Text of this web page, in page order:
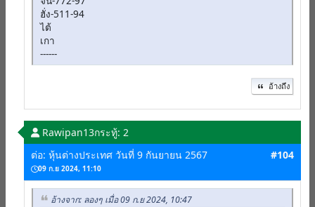
ฮั่ง-511-94
ไต้
เกา
------
อ้างถึง
Rawipan13กระทู้: 2
ต่อ: หุ้นต่างประเทศ วันที่ 9 กันยายน 2567
09 ก.ย 2024, 11:10
#104
อ้างจาก: ลองๆ เมื่อ 09 ก.ย 2024, 10:47